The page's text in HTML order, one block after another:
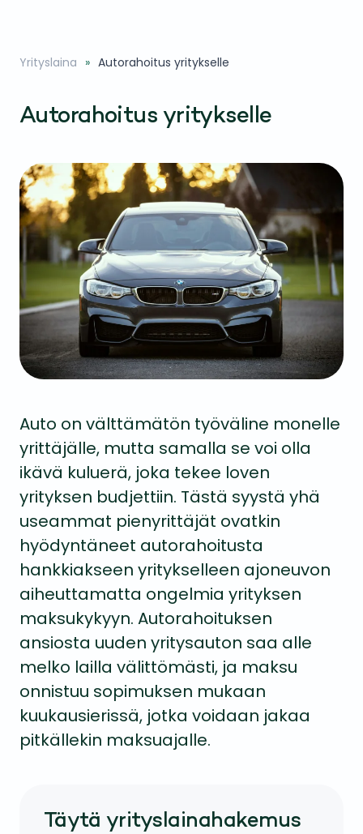
Yrityslaina Autorahoitus yritykselle
Autorahoitus yritykselle
Auto on välttämätön työväline monelle
yrittäjälle, mutta samalla se voi olla
ikävä kuluerä, joka tekee loven
yrityksen budjettiin. Tästä syystä yhä
useammat pienyrittäjät ovatkin
hyödyntäneet autorahoitusta
hankkiakseen yritykselleen ajoneuvon
aiheuttamatta ongelmia yrityksen
maksukykyyn. Autorahoituksen
ansiosta uuden yritysauton saa alle
melko lailla välittömästi, ja maksu
onnistuu sopimuksen mukaan
kuukausierissä, jotka voidaan jakaa
pitkällekin maksuajalle.
Täytä yrityslainahakemus